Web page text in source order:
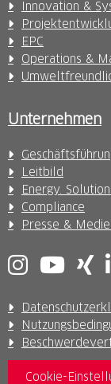
Innovation &
EPC
Operations &
Unternehmen
Leitbild
Energy.
Compliance
Presse &
Cookie-